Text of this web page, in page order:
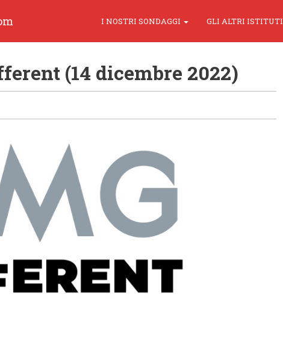
I NOSTRI SONDAGGI GLI ALTRI ISTITUTI
(14 dicembre 2022)